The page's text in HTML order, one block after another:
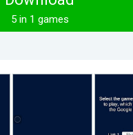
5 in 1 games